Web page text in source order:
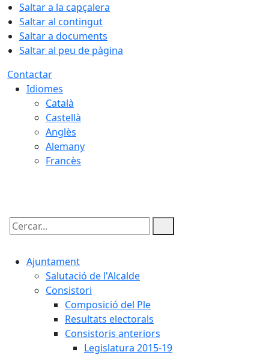
Saltar a la capçalera
Saltar al contingut
Saltar a documents
Saltar al peu de pàgina
Contactar
Idiomes
Català
Castellà
Anglès
Alemany
Francès
Cercar:
Ajuntament
Salutació de l'Alcalde
Consistori
Composició del Ple
Resultats electorals
Consistoris anteriors
Legislatura 2015-19